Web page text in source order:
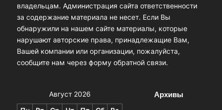
владельцам. Администрация сайта ответственности
за содержание материала не несет. Если Вы
обнаружили на нашем сайте материалы, которые
нарушают авторские права, принадлежащие Вам,
Вашей компании или организации, пожалуйста,
сообщите нам через форму обратной связи.
Август 2026 Архивы